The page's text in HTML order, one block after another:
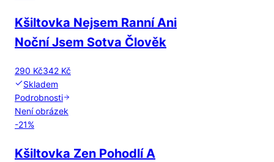
Kšiltovka Nejsem Ranní Ani
Noční Jsem Sotva Člověk
290 Kč342 Kč
Skladem
Podrobnosti
Není obrázek
-21%
Kšiltovka Zen Pohodlí A